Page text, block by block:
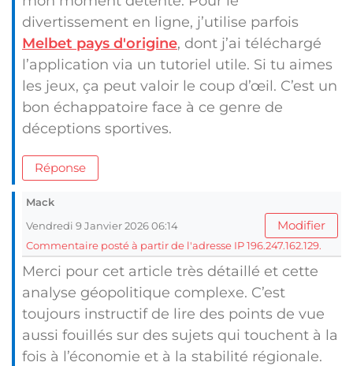
divertissement en ligne, j’utilise parfois
Melbet pays d'origine, dont j’ai téléchargé
l’application via un tutoriel utile. Si tu aimes
les jeux, ça peut valoir le coup d’œil. C’est un
bon échappatoire face à ce genre de
déceptions sportives.
Réponse
Mack
Vendredi 9 Janvier 2026 06:14
Modifier
Commentaire posté à partir de l'adresse IP 196.247.162.129.
Merci pour cet article très détaillé et cette
analyse géopolitique complexe. C’est
toujours instructif de lire des points de vue
aussi fouillés sur des sujets qui touchent à la
fois à l’économie et à la stabilité régionale.